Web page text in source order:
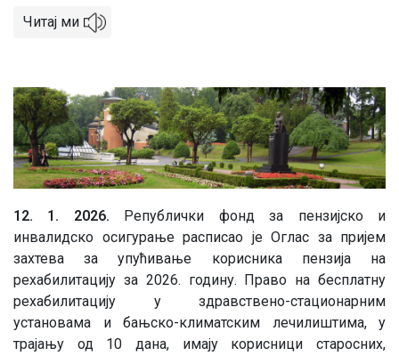
Читај ми
Image
12. 1. 2026. Републички фонд за пензијско и
инвалидско осигурање расписао је Оглас за пријем
захтева за упућивање корисника пензија на
рехабилитацију за 2026. годину. Право на бесплатну
рехабилитацију у здравствено-стационарним
установама и бањско-климатским лечилиштима, у
трајању од 10 дана, имају корисници старосних,